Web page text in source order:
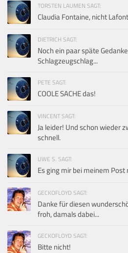
TORSTEN LAUMEN SAGT:
Claudia Fontaine, nicht
DIETRICH SAGT:
Noch ein paar späte
Schlagzeugschlag...
PETE SAGT:
COOLE SACHE das!
VINCENT SAGT:
Ja leider! Und schon wieder
schnell.
UWE S. SAGT:
Es ging mir bei meinem Post
GECKOFLOYD SAGT:
Danke für diesen
froh, damals dabei...
GECKOFLOYD SAGT:
Bitte nicht!